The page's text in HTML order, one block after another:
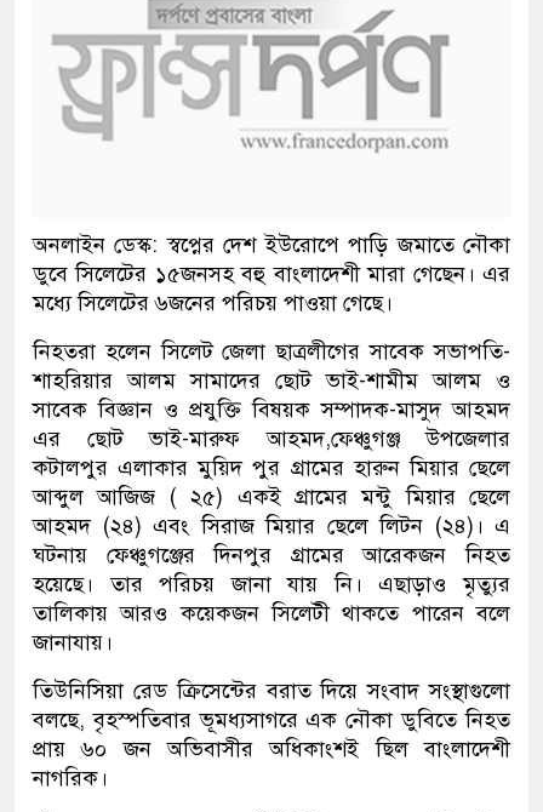
অনলাইন ডেস্ক: স্বপ্নের দেশ ইউরোপে পাড়ি জমাতে নৌকা
ডুবে সিলেটের ১৫জনসহ বহু বাংলাদেশী মারা গেছেন। এর
মধ্যে সিলেটের ৬জনের পরিচয় পাওয়া গেছে।
নিহতরা হলেন সিলেট জেলা ছাত্রলীগের সাবেক সভাপতি-
শাহরিয়ার আলম সামাদের ছোট ভাই-শামীম আলম ও
সাবেক বিজ্ঞান ও প্রযুক্তি বিষয়ক সম্পাদক-মাসুদ আহমদ
এর ছোট ভাই-মারুফ আহমদ,ফেঞ্চুগঞ্জ উপজেলার
কটালপুর এলাকার মুয়িদ পুর গ্রামের হারুন মিয়ার ছেলে
আব্দুল আজিজ ( ২৫) একই গ্রামের মন্টু মিয়ার ছেলে
আহমদ (২৪) এবং সিরাজ মিয়ার ছেলে লিটন (২৪)। এ
ঘটনায় ফেঞ্চুগঞ্জের দিনপুর গ্রামের আরেকজন নিহত
হয়েছে। তার পরিচয় জানা যায় নি। এছাড়াও মৃত্যুর
তালিকায় আরও কয়েকজন সিলেটী থাকতে পারেন বলে
জানাযায়।
তিউনিসিয়া রেড ক্রিসেন্টের বরাত দিয়ে সংবাদ সংস্থাগুলো
বলছে, বৃহস্পতিবার ভূমধ্যসাগরে এক নৌকা ডুবিতে নিহত
প্রায় ৬০ জন অভিবাসীর অধিকাংশই ছিল বাংলাদেশী
নাগরিক।